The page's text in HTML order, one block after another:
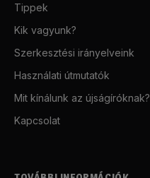
Tippek
Kik vagyunk?
Szerkesztési irányelveink
Használati útmutatók
Mit kínálunk az újságíróknak?
Kapcsolat